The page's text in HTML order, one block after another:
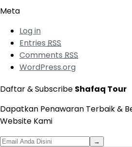
Meta
Log in
Entries RSS
Comments RSS
WordPress.org
Daftar & Subscribe Shafaq Tour
Dapatkan Penawaran Terbaik &
Website Kami
→